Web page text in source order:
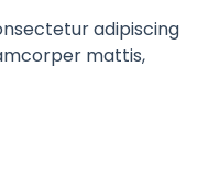
adipiscing
mattis,